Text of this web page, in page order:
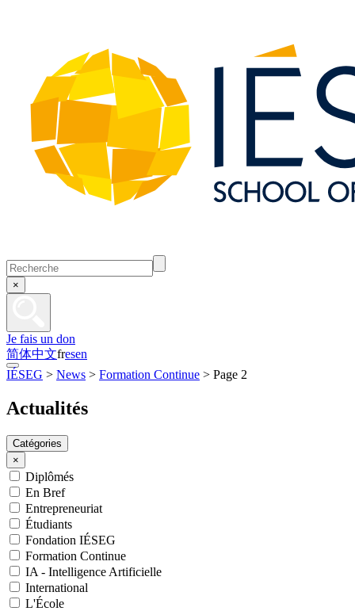
×
Je fais un don
简体中文fresen
IÉSEG > News > Formation Continue > Page 2
Actualités
Catégories
×
Diplômés
En Bref
Entrepreneuriat
Étudiants
Fondation IÉSEG
Formation Continue
IA - Intelligence Artificielle
International
L'École